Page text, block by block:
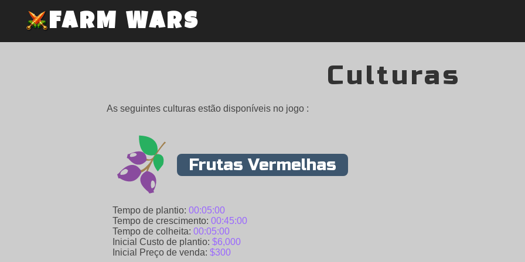
FARM WARS
Culturas
As seguintes culturas estão disponíveis no jogo :
Frutas Vermelhas
Tempo de plantio: 00:05:00
Tempo de crescimento: 00:45:00
Tempo de colheita: 00:05:00
Inicial Custo de plantio: $6,000
Inicial Preço de venda: $300